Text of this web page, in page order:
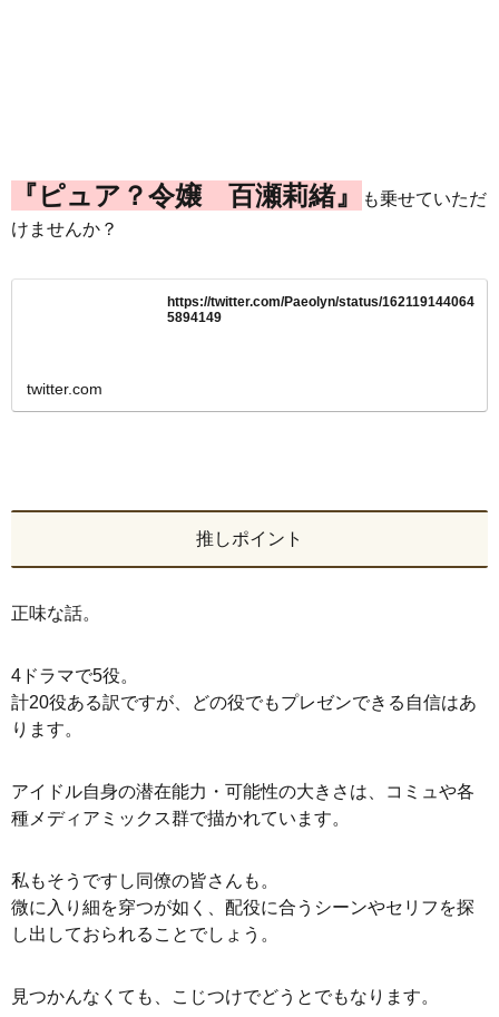
『ピュア？令嬢 百瀬莉緒』
も乗せていただ
けませんか？
https://twitter.com/Paeolyn/status/162119144064
5894149
twitter.com
推しポイント
正味な話。
4ドラマで5役。
計20役ある訳ですが、どの役でもプレゼンできる自信はあ
ります。
アイドル自身の潜在能力・可能性の大きさは、コミュや各
種メディアミックス群で描かれています。
私もそうですし同僚の皆さんも。
微に入り細を穿つが如く、配役に合うシーンやセリフを探
し出しておられることでしょう。
見つかんなくても、こじつけでどうとでもなります。